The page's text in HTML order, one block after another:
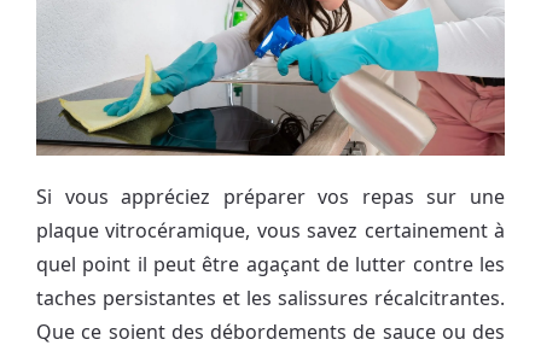
Si vous appréciez préparer vos repas sur une
plaque vitrocéramique, vous savez certainement à
quel point il peut être agaçant de lutter contre les
taches persistantes et les salissures récalcitrantes.
Que ce soient des débordements de sauce ou des